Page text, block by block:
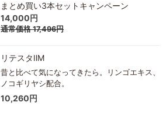
まとめ買い3本セットキャンペーン
14,000円
通常価格17,496円
リテスタⅡM
昔と比べて気になってきたら。リンゴエキス、
ノコギリヤシ配合。
10,260円